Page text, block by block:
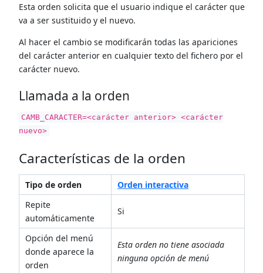
Esta orden solicita que el usuario indique el carácter que
va a ser sustituido y el nuevo.
Al hacer el cambio se modificarán todas las apariciones
del carácter anterior en cualquier texto del fichero por el
carácter nuevo.
Llamada a la orden
CAMB_CARACTER=<carácter anterior> <carácter
nuevo>
Características de la orden
Tipo de orden
Orden interactiva
Repite
automáticamente
Si
Opción del menú
donde aparece la
orden
Esta orden no tiene asociada
ninguna opción de menú